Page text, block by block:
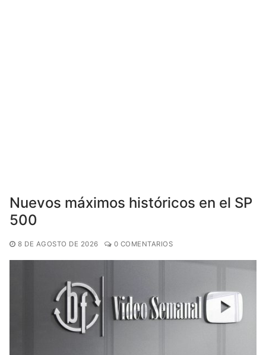
Nuevos máximos históricos en el SP
500
8 DE AGOSTO DE 2026 0 COMENTARIOS